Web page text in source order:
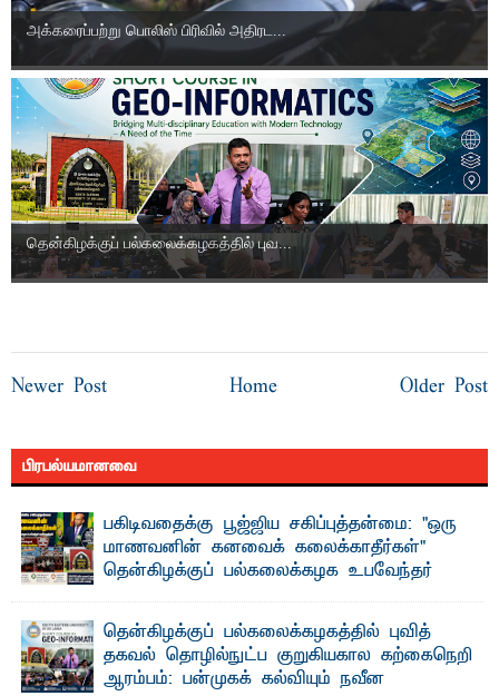
அக்கரைப்பற்று பொலிஸ் பிரிவில் அதிரட...
தென்கிழக்குப் பல்கலைக்கழகத்தில் புவ...
Newer Post Older Post
Home
பிரபல்யமானவை
பகிடிவதைக்கு பூஜ்ஜிய சகிப்புத்தன்மை: "ஒரு
மாணவனின் கனவைக் கலைக்காதீர்கள்" –
தென்கிழக்குப் பல்கலைக்கழக உபவேந்தர்
"ஒ ரு மாணவனின் அல்லது மாணவியின் கனவு என்னால்
கலைக்கப்படாது" என்ற உறுதியை ஒவ்வொரு மாணவரும் ...
தென்கிழக்குப் பல்கலைக்கழகத்தில் புவித்
தகவல் தொழில்நுட்ப குறுகியகால கற்கைநெறி
ஆரம்பம்: பன்முகக் கல்வியும் நவீன